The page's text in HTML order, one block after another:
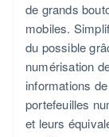
de grands
mobiles.
du possible
numérisation
informations
portefeuilles
et leurs